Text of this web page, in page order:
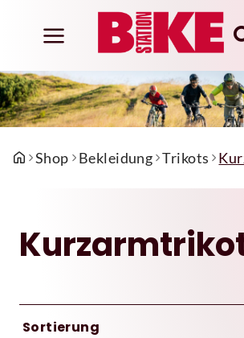
Shop Bekleidung Trikots
Sortierung